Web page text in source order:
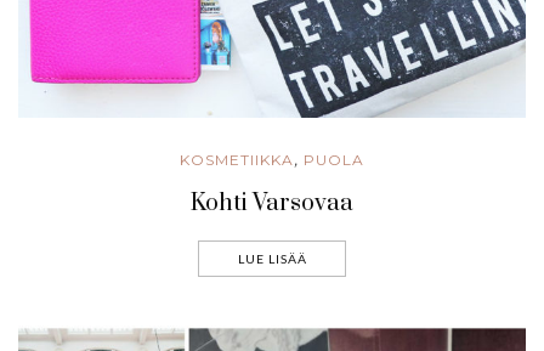
KOSMETIIKKA , PUOLA
Kohti Varsovaa
LUE LISÄÄ